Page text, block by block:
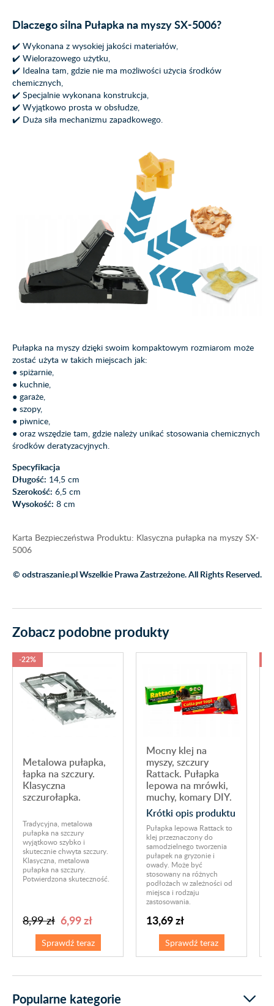
Dlaczego silna Pułapka na myszy SX-5006?
✔️ Wykonana z wysokiej jakości materiałów,
✔️ Wielorazowego użytku,
✔️ Idealna tam, gdzie nie ma możliwości użycia środków
chemicznych,
✔️ Specjalnie wykonana konstrukcja,
✔️ Wyjątkowo prosta w obsłudze,
✔️ Duża siła mechanizmu zapadkowego.
Pułapka na myszy dzięki swoim kompaktowym rozmiarom może
zostać użyta w takich miejscach jak:
● spiżarnie,
● kuchnie,
● garaże,
● szopy,
● piwnice,
● oraz wszędzie tam, gdzie należy unikać stosowania chemicznych
środków deratyzacyjnych.
Specyfikacja
Długość: 14,5 cm
Szerokość: 6,5 cm
Wysokość: 8 cm
Karta Bezpieczeństwa Produktu: Klasyczna pułapka na myszy SX-
5006
© odstraszanie.pl Wszelkie Prawa Zastrzeżone. All Rights Reserved.
Zobacz podobne produkty
Metalowa pułapka,
łapka na szczury.
Klasyczna
szczurołapka.
-22%
Tradycyjna, metalowa
pułapka na szczury
wyjątkowo szybko i
skutecznie chwyta szczury.
Klasyczna, metalowa
pułapka na szczury.
Potwierdzona skuteczność.
8,99 zł 6,99 zł
Sprawdź teraz
Mocny klej na
myszy, szczury
Rattack. Pułapka
lepowa na mrówki,
muchy, komary DIY.
Krótki opis produktu
Pułapka lepowa Rattack to
klej przeznaczony do
samodzielnego tworzenia
pułapek na gryzonie i
owady. Może być
stosowany na różnych
podłożach w zależności od
miejsca i rodzaju
zastosowania.
13,69 zł
Sprawdź teraz
Popularne kategorie